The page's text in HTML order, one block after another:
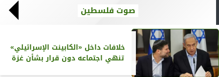
صوت فلسطين
خلافات داخل «الكابينت الإسرائيلي»
تنهي اجتماعه دون قرار بشأن غزة